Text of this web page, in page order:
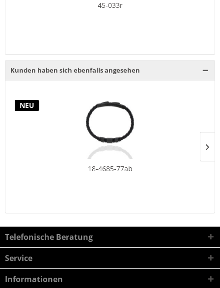
45-033r
Kunden haben sich ebenfalls angesehen
NEU
18-4685-77ab
Telefonische Beratung
Service
Informationen